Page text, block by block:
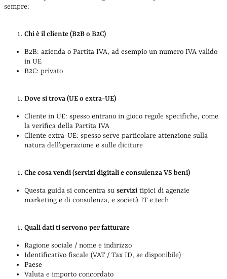
sempre:
Chi è il cliente (B2B o B2C)
B2B: azienda o Partita IVA, ad esempio un numero IVA valido
in UE
B2C: privato
Dove si trova (UE o extra-UE)
Cliente in UE: spesso entrano in gioco regole specifiche, come
la verifica della Partita IVA
Cliente extra-UE: spesso serve particolare attenzione sulla
natura dell’operazione e sulle diciture
Che cosa vendi (servizi digitali e consulenza VS beni)
Questa guida si concentra su servizi tipici di agenzie
marketing e di consulenza, e società IT e tech
Quali dati ti servono per fatturare
Ragione sociale / nome e indirizzo
Identificativo fiscale (VAT / Tax ID, se disponibile)
Paese
Valuta e importo concordato